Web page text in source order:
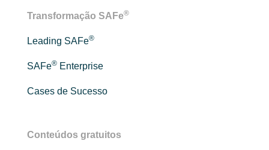
Transformação SAFe®
Leading SAFe®
SAFe® Enterprise
Cases de Sucesso
Conteúdos gratuitos